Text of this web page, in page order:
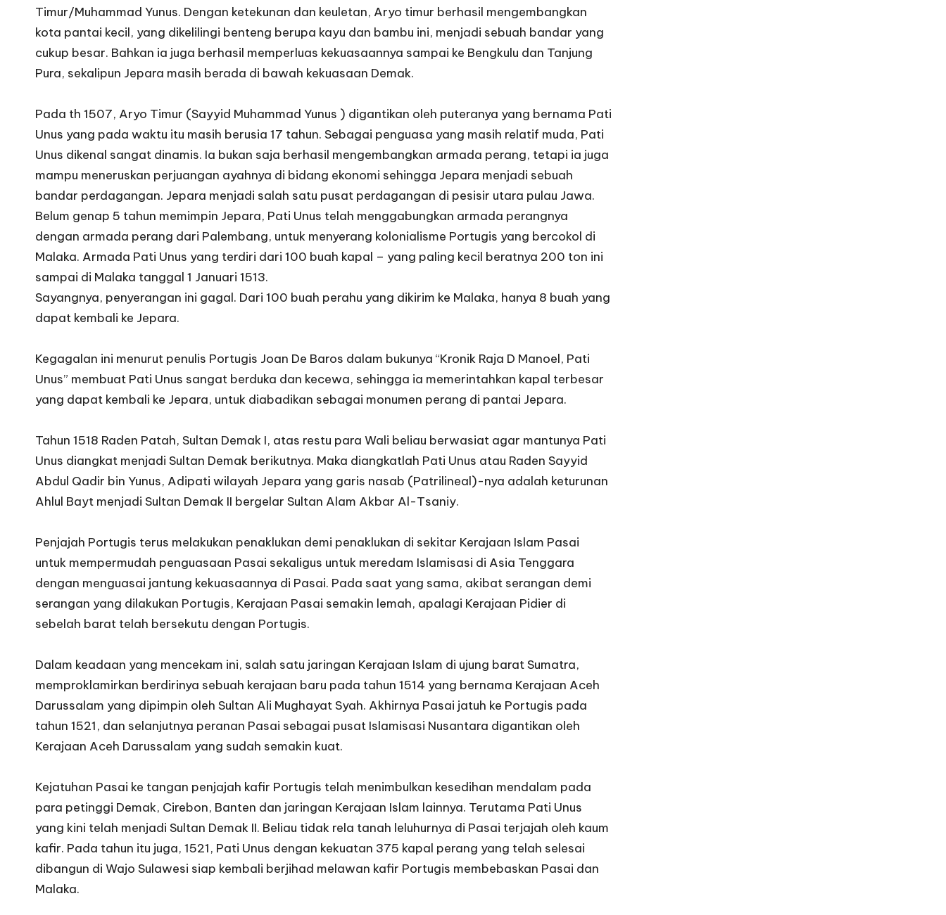
Timur/Muhammad Yunus. Dengan ketekunan dan keuletan, Aryo timur berhasil mengembangkan
kota pantai kecil, yang dikelilingi benteng berupa kayu dan bambu ini, menjadi sebuah bandar yang
cukup besar. Bahkan ia juga berhasil memperluas kekuasaannya sampai ke Bengkulu dan Tanjung
Pura, sekalipun Jepara masih berada di bawah kekuasaan Demak.
Pada th 1507, Aryo Timur (Sayyid Muhammad Yunus ) digantikan oleh puteranya yang bernama Pati
Unus yang pada waktu itu masih berusia 17 tahun. Sebagai penguasa yang masih relatif muda, Pati
Unus dikenal sangat dinamis. Ia bukan saja berhasil mengembangkan armada perang, tetapi ia juga
mampu meneruskan perjuangan ayahnya di bidang ekonomi sehingga Jepara menjadi sebuah
bandar perdagangan. Jepara menjadi salah satu pusat perdagangan di pesisir utara pulau Jawa.
Belum genap 5 tahun memimpin Jepara, Pati Unus telah menggabungkan armada perangnya
dengan armada perang dari Palembang, untuk menyerang kolonialisme Portugis yang bercokol di
Malaka. Armada Pati Unus yang terdiri dari 100 buah kapal – yang paling kecil beratnya 200 ton ini
sampai di Malaka tanggal 1 Januari 1513.
Sayangnya, penyerangan ini gagal. Dari 100 buah perahu yang dikirim ke Malaka, hanya 8 buah yang
dapat kembali ke Jepara.
Kegagalan ini menurut penulis Portugis Joan De Baros dalam bukunya “Kronik Raja D Manoel, Pati
Unus” membuat Pati Unus sangat berduka dan kecewa, sehingga ia memerintahkan kapal terbesar
yang dapat kembali ke Jepara, untuk diabadikan sebagai monumen perang di pantai Jepara.
Tahun 1518 Raden Patah, Sultan Demak I, atas restu para Wali beliau berwasiat agar mantunya Pati
Unus diangkat menjadi Sultan Demak berikutnya. Maka diangkatlah Pati Unus atau Raden Sayyid
Abdul Qadir bin Yunus, Adipati wilayah Jepara yang garis nasab (Patrilineal)-nya adalah keturunan
Ahlul Bayt menjadi Sultan Demak II bergelar Sultan Alam Akbar Al-Tsaniy.
Penjajah Portugis terus melakukan penaklukan demi penaklukan di sekitar Kerajaan Islam Pasai
untuk mempermudah penguasaan Pasai sekaligus untuk meredam Islamisasi di Asia Tenggara
dengan menguasai jantung kekuasaannya di Pasai. Pada saat yang sama, akibat serangan demi
serangan yang dilakukan Portugis, Kerajaan Pasai semakin lemah, apalagi Kerajaan Pidier di
sebelah barat telah bersekutu dengan Portugis.
Dalam keadaan yang mencekam ini, salah satu jaringan Kerajaan Islam di ujung barat Sumatra,
memproklamirkan berdirinya sebuah kerajaan baru pada tahun 1514 yang bernama Kerajaan Aceh
Darussalam yang dipimpin oleh Sultan Ali Mughayat Syah. Akhirnya Pasai jatuh ke Portugis pada
tahun 1521, dan selanjutnya peranan Pasai sebagai pusat Islamisasi Nusantara digantikan oleh
Kerajaan Aceh Darussalam yang sudah semakin kuat.
Kejatuhan Pasai ke tangan penjajah kafir Portugis telah menimbulkan kesedihan mendalam pada
para petinggi Demak, Cirebon, Banten dan jaringan Kerajaan Islam lainnya. Terutama Pati Unus
yang kini telah menjadi Sultan Demak II. Beliau tidak rela tanah leluhurnya di Pasai terjajah oleh kaum
kafir. Pada tahun itu juga, 1521, Pati Unus dengan kekuatan 375 kapal perang yang telah selesai
dibangun di Wajo Sulawesi siap kembali berjihad melawan kafir Portugis membebaskan Pasai dan
Malaka.